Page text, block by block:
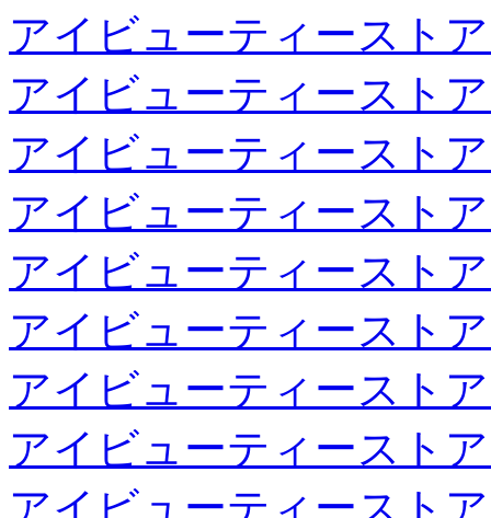
アイビューティースト
アイビューティースト
アイビューティースト
アイビューティースト
アイビューティースト
アイビューティースト
アイビューティースト
アイビューティースト
アイビューティースト